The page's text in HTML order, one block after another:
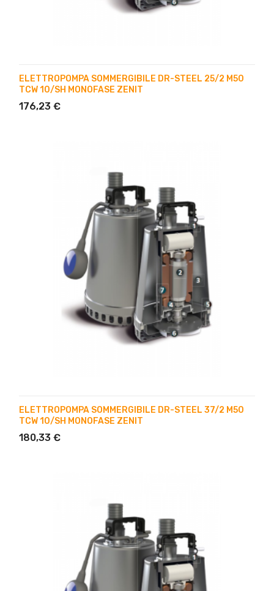
ELETTROPOMPA SOMMERGIBILE DR-STEEL 25/2 M50
TCW 10/SH MONOFASE ZENIT
176,23 €
ELETTROPOMPA SOMMERGIBILE DR-STEEL 37/2 M50
TCW 10/SH MONOFASE ZENIT
180,33 €